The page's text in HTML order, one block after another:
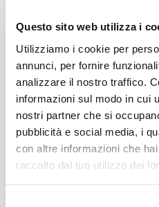
Questo sito web utilizza i
Utilizziamo i cookie per
annunci, per fornire
analizzare il nostro traffico.
informazioni sul modo in cui
nostri partner che si
pubblicità e social media, i
con altre informazioni che
raccolto dal tuo utilizzo dei